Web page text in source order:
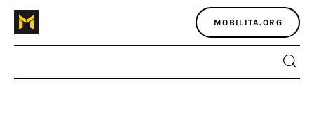
MOBILITA.ORG